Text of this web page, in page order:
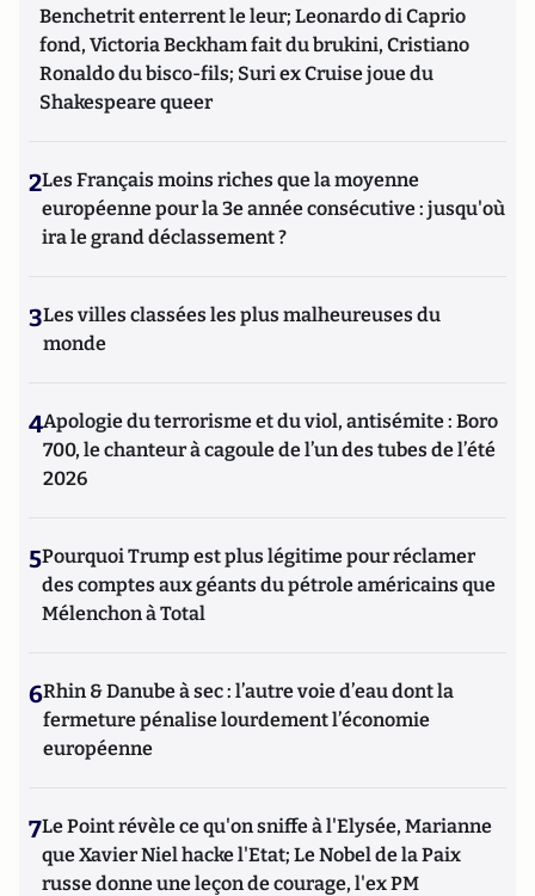
Benchetrit enterrent le leur; Leonardo di Caprio
fond, Victoria Beckham fait du brukini, Cristiano
Ronaldo du bisco-fils; Suri ex Cruise joue du
Shakespeare queer
2Les Français moins riches que la moyenne
européenne pour la 3e année consécutive : jusqu'où
ira le grand déclassement ?
3Les villes classées les plus malheureuses du
monde
4Apologie du terrorisme et du viol, antisémite : Boro
700, le chanteur à cagoule de l’un des tubes de l’été
2026
5Pourquoi Trump est plus légitime pour réclamer
des comptes aux géants du pétrole américains que
Mélenchon à Total
6Rhin & Danube à sec : l’autre voie d’eau dont la
fermeture pénalise lourdement l’économie
européenne
7Le Point révèle ce qu'on sniffe à l'Elysée, Marianne
que Xavier Niel hacke l'Etat; Le Nobel de la Paix
russe donne une leçon de courage, l'ex PM